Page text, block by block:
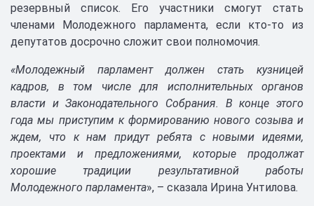
резервный список. Его участники смогут стать
членами Молодежного парламента, если кто-то из
депутатов досрочно сложит свои полномочия.
«Молодежный парламент должен стать кузницей
кадров, в том числе для исполнительных органов
власти и Законодательного Собрания. В конце этого
года мы приступим к формированию нового созыва и
ждем, что к нам придут ребята с новыми идеями,
проектами и предложениями, которые продолжат
хорошие традиции результативной работы
Молодежного парламента», – сказала Ирина Унтилова.